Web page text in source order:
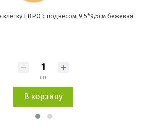
клетку ЕВРО с колокольчиком и подвесом,
шт
В корзину